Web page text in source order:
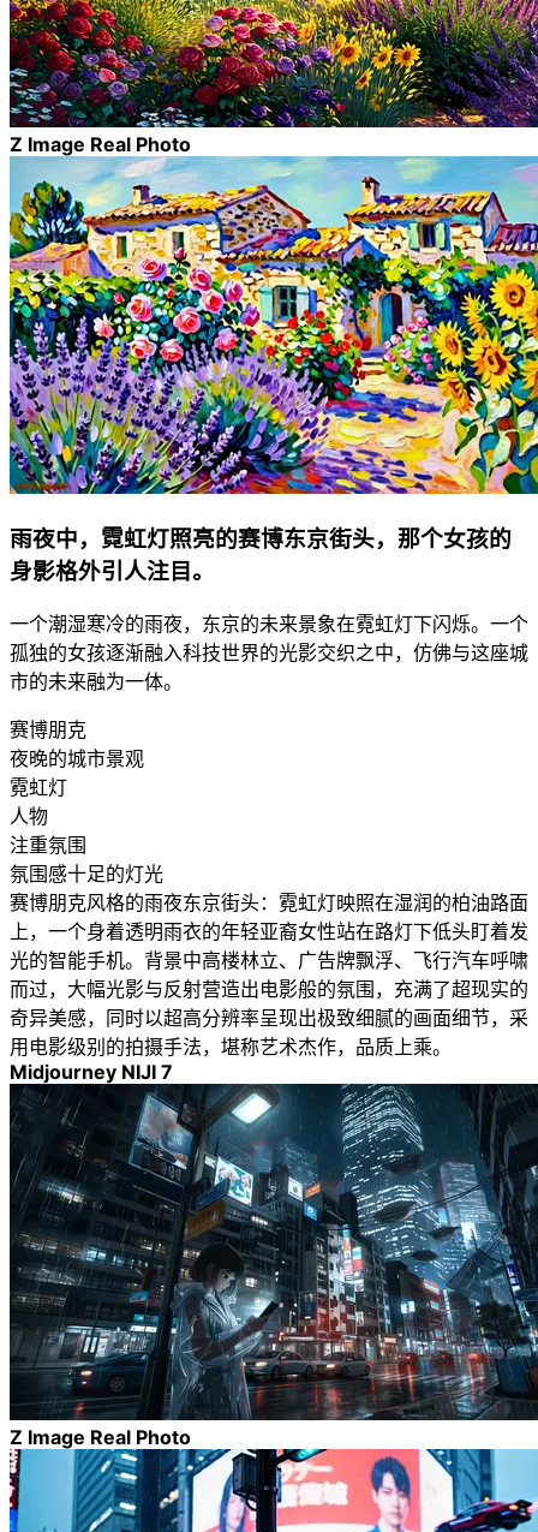
Z Image Real Photo
雨夜中，霓虹灯照亮的赛博东京街头，那个女孩的
身影格外引人注目。
一个潮湿寒冷的雨夜，东京的未来景象在霓虹灯下闪烁。一个
孤独的女孩逐渐融入科技世界的光影交织之中，仿佛与这座城
市的未来融为一体。
赛博朋克
夜晚的城市景观
霓虹灯
人物
注重氛围
氛围感十足的灯光
赛博朋克风格的雨夜东京街头：霓虹灯映照在湿润的柏油路面
上，一个身着透明雨衣的年轻亚裔女性站在路灯下低头盯着发
光的智能手机。背景中高楼林立、广告牌飘浮、飞行汽车呼啸
而过，大幅光影与反射营造出电影般的氛围，充满了超现实的
奇异美感，同时以超高分辨率呈现出极致细腻的画面细节，采
用电影级别的拍摄手法，堪称艺术杰作，品质上乘。
Midjourney NIJI 7
Z Image Real Photo